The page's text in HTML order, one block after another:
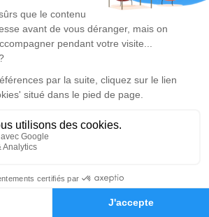
Hommages
Christian.
ni fleurs ni plaques. Pour celles et
malgré tout faire un geste, une
sera également reversée à une
contre le cancer. Vous pourrez
obsèques ou via une cagnotte
lien suivant :
la part de la famille de Christian.